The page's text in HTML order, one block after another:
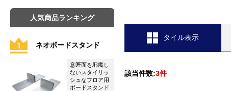
タイル表示
該当件数:3件
人気商品ランキング
ネオボードスタンド
意匠面を邪魔し
ないスタイリッ
シュなフロア用
ボードスタンド